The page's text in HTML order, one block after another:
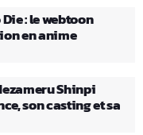
: le webtoon
en anime
Shinpi
son casting et sa